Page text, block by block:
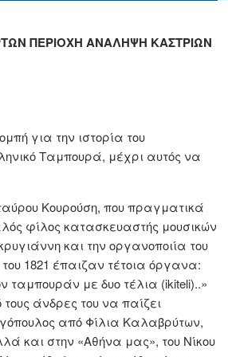
ΠΕΡΙΟΧΗ ΑΝΑΛΗΨΗ ΚΑΣΤΡΙΩΝ
για την ιστορία του
Ταμπουρά, μέχρι αυτός να
Κουρούση, που πραγματικά
φίλος κατασκευαστής μουσικών
και την οργανοποιία του
1821 έπαιζαν τέτοια όργανα:
ταμπουράν με δυο τέλια (ikiteli)..»
άνδρες του να παίζει
από Φίλια Καλαβρύτων,
και στην «Αθήνα μας», του Νίκου